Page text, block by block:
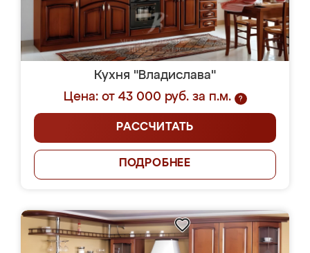
Кухня "Владислава"
Цена: от 43 000 руб. за п.м.
?
РАССЧИТАТЬ
ПОДРОБНЕЕ